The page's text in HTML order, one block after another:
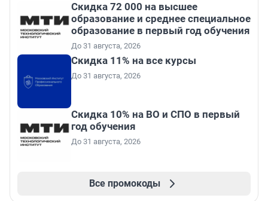
Скидка 72 000 на высшее
образование и среднее специальное
образование в первый год обучения
До 31 августа, 2026
Скидка 11% на все курсы
До 31 августа, 2026
Скидка 10% на ВО и СПО в первый
год обучения
До 31 августа, 2026
Все промокоды